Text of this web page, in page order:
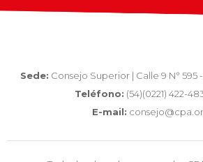
Sede: Consejo Superior | Calle 9 N° 595
Teléfono: (54)(0221) 422-
E-mail: